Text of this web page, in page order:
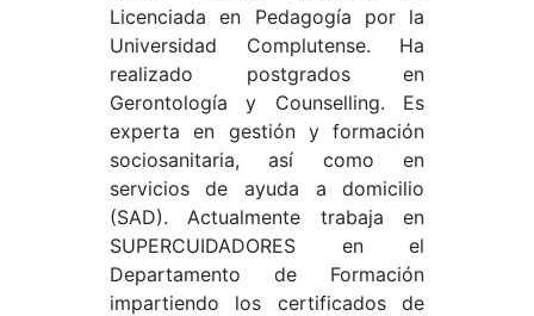
Licenciada en Pedagogía por la
Universidad Complutense. Ha
realizado postgrados en
Gerontología y Counselling. Es
experta en gestión y formación
sociosanitaria, así como en
servicios de ayuda a domicilio
(SAD). Actualmente trabaja en
SUPERCUIDADORES en el
Departamento de Formación
impartiendo los certificados de